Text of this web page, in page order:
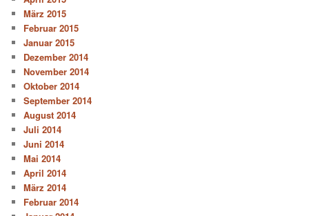
März 2015
Februar 2015
Januar 2015
Dezember 2014
November 2014
Oktober 2014
September 2014
August 2014
Juli 2014
Juni 2014
Mai 2014
April 2014
März 2014
Februar 2014